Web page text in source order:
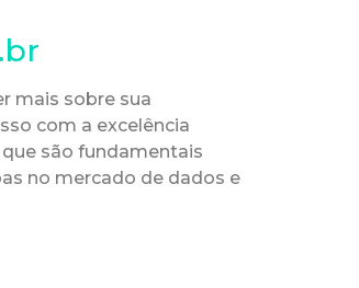
mais sobre sua
com a excelência
são fundamentais
no mercado de dados e